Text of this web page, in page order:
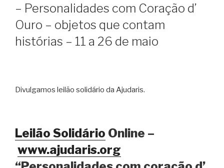
– Personalidades com Coração d’
Ouro – objetos que contam
histórias – 11 a 26 de maio
Divulgamos leilão solidário da Ajudaris.
Leilão Solidário Online –
www.ajudaris.org